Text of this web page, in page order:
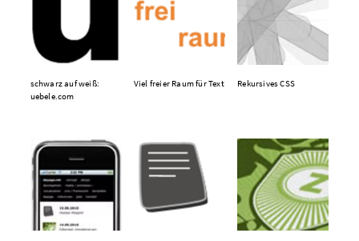
schwarz auf weiß:
uebele.com
Viel freier Raum für Text Rekursives CSS